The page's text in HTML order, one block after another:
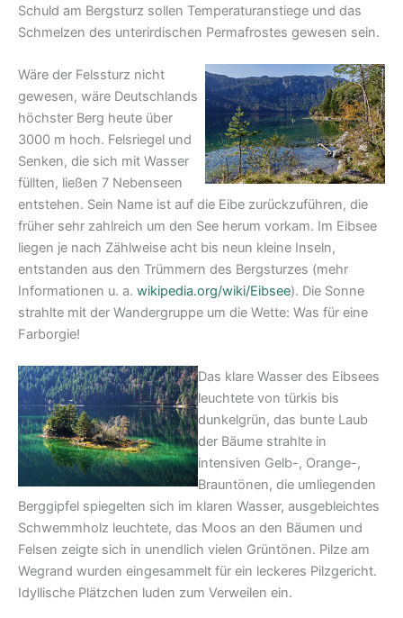
Schuld am Bergsturz sollen Temperaturanstiege und das
Schmelzen des unterirdischen Permafrostes gewesen sein.
Wäre der Felssturz nicht
gewesen, wäre Deutschlands
höchster Berg heute über
3000 m hoch. Felsriegel und
Senken, die sich mit Wasser
füllten, ließen 7 Nebenseen
entstehen. Sein Name ist auf die Eibe zurückzuführen, die
früher sehr zahlreich um den See herum vorkam. Im Eibsee
liegen je nach Zählweise acht bis neun kleine Inseln,
entstanden aus den Trümmern des Bergsturzes (mehr
Informationen u. a. wikipedia.org/wiki/Eibsee). Die Sonne
strahlte mit der Wandergruppe um die Wette: Was für eine
Farborgie!
Das klare Wasser des Eibsees
leuchtete von türkis bis
dunkelgrün, das bunte Laub
der Bäume strahlte in
intensiven Gelb-, Orange-,
Brauntönen, die umliegenden
Berggipfel spiegelten sich im klaren Wasser, ausgebleichtes
Schwemmholz leuchtete, das Moos an den Bäumen und
Felsen zeigte sich in unendlich vielen Grüntönen. Pilze am
Wegrand wurden eingesammelt für ein leckeres Pilzgericht.
Idyllische Plätzchen luden zum Verweilen ein.